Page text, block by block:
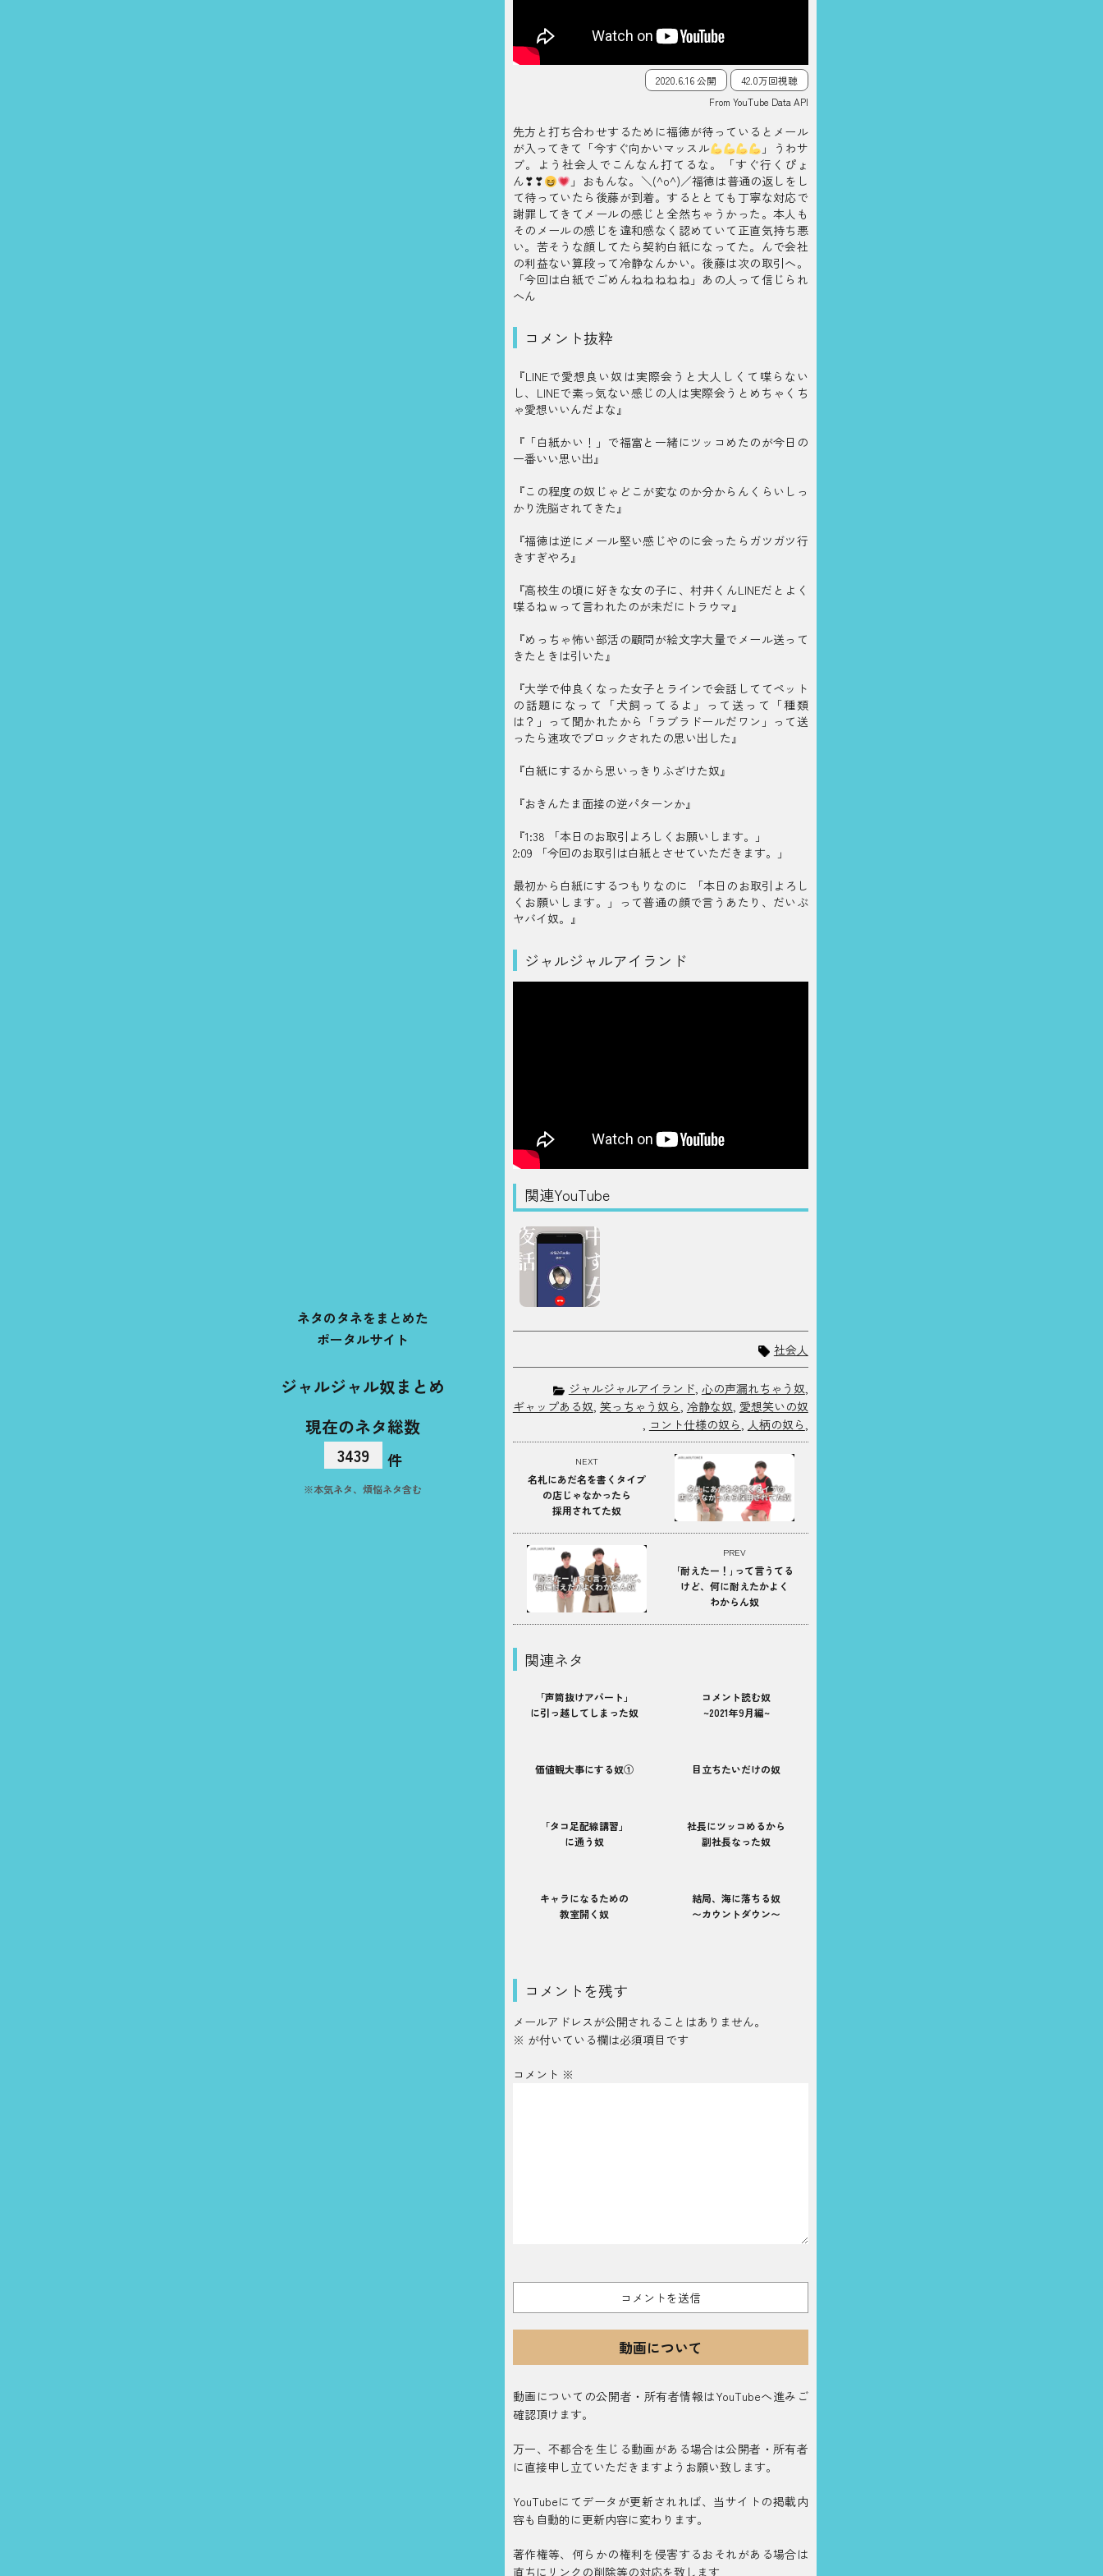
ジャルジャル奴まとめ
現在のネタ総数
3439
件
※本気ネタ、煩悩ネタ含む
ネタのタネをまとめた
ポータルサイト
2020.6.16 公開
42.0万回視聴
From YouTube Data API
先方と打ち合わせするために福徳が待っているとメール
が入ってきて「今すぐ向かいマッスル
」うわサ
ブ。よう社会人でこんなん打てるな。「すぐ行くぴょ
ん❣❣
」おもんな。＼(^o^)／福徳は普通の返しをし
て待っていたら後藤が到着。するととても丁寧な対応で
謝罪してきてメールの感じと全然ちゃうかった。本人も
そのメールの感じを違和感なく認めていて正直気持ち悪
い。苦そうな顔してたら契約白紙になってた。んで会社
の利益ない算段って冷静なんかい。後藤は次の取引へ。
「今回は白紙でごめんねねねねね」あの人って信じられ
へん
コメント抜粋
『LINEで愛想良い奴は実際会うと大人しくて喋らない
し、LINEで素っ気ない感じの人は実際会うとめちゃくち
ゃ愛想いいんだよな』
『「白紙かい！」で福富と一緒にツッコめたのが今日の
一番いい思い出』
『この程度の奴じゃどこが変なのか分からんくらいしっ
かり洗脳されてきた』
『福徳は逆にメール堅い感じやのに会ったらガツガツ行
きすぎやろ』
『高校生の頃に好きな女の子に、村井くんLINEだとよく
喋るねｗって言われたのが未だにトラウマ』
『めっちゃ怖い部活の顧問が絵文字大量でメール送って
きたときは引いた』
『大学で仲良くなった女子とラインで会話しててペット
の話題になって「犬飼ってるよ」って送って「種類
は？」って聞かれたから「ラブラドールだワン」って送
ったら速攻でブロックされたの思い出した』
『白紙にするから思いっきりふざけた奴』
『おきんたま面接の逆パターンか』
『1:38 「本日のお取引よろしくお願いします。」
2:09 「今回のお取引は白紙とさせていただきます。」
最初から白紙にするつもりなのに 「本日のお取引よろし
くお願いします。」って普通の顔で言うあたり、だいぶ
ヤバイ奴。』
ジャルジャルアイランド
関連YouTube
社会人
ジャルジャルアイランド, 心の声漏れちゃう奴,
ギャップある奴, 笑っちゃう奴ら, 冷静な奴, 愛想笑いの奴
, コント仕様の奴ら, 人柄の奴ら,
PREV
｢耐えたー！｣って言うてる
けど、何に耐えたかよく
わからん奴
NEXT
名札にあだ名を書くタイプ
の店じゃなかったら
採用されてた奴
関連ネタ
「声筒抜けアパート」
に引っ越してしまった奴
コメント読む奴
~2021年9月編~
価値観大事にする奴① 目立ちたいだけの奴
「タコ足配線講習」
に通う奴
社長にツッコめるから
副社長なった奴
キャラになるための
教室開く奴
結局、海に落ちる奴
〜カウントダウン〜
コメントを残す
メールアドレスが公開されることはありません。
※ が付いている欄は必須項目です
コメント ※
動画について
動画についての公開者・所有者情報はYouTubeへ進みご
確認頂けます。
万一、不都合を生じる動画がある場合は公開者・所有者
に直接申し立ていただきますようお願い致します。
YouTubeにてデータが更新されれば、当サイトの掲載内
容も自動的に更新内容に変わります。
著作権等、何らかの権利を侵害するおそれがある場合は
直ちにリンクの削除等の対応を致します